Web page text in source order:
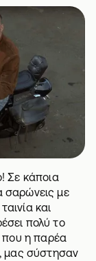
Σε κάποια
σαρώνεις με
και
πολύ το
που η παρέα
μας σύστησαν